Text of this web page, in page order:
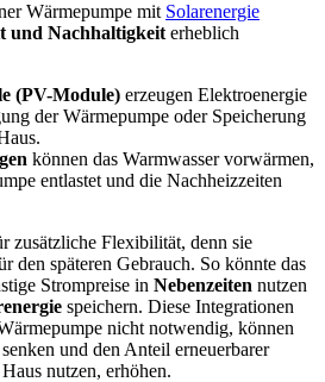
Wärmepumpe mit Solarenergie
und Nachhaltigkeit erheblich
(PV-Module) erzeugen Elektroenergie
der Wärmepumpe oder Speicherung
können das Warmwasser vorwärmen,
entlastet und die Nachheizzeiten
zusätzliche Flexibilität, denn sie
den späteren Gebrauch. So könnte das
Strompreise in Nebenzeiten nutzen
speichern. Diese Integrationen
nicht notwendig, können
und den Anteil erneuerbarer
nutzen, erhöhen.